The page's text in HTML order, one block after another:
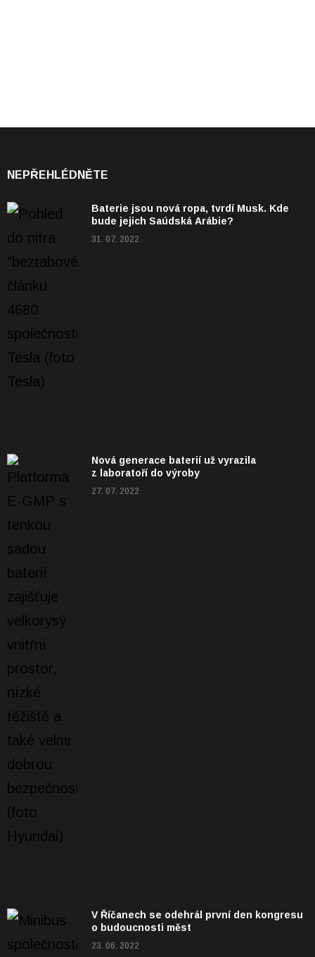
NEPŘEHLÉDNĚTE
Baterie jsou nová ropa, tvrdí Musk. Kde
bude jejich Saúdská Arábie?
31. 07. 2022
Nová generace baterií už vyrazila
z laboratoří do výroby
27. 07. 2022
V Říčanech se odehrál první den kongresu
o budoucnosti měst
23. 06. 2022